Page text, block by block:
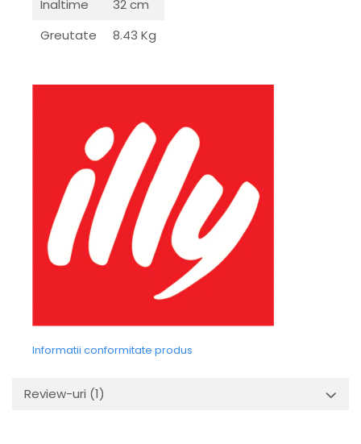
Inaltime
32 cm
Greutate
8.43 Kg
Informatii conformitate produs
Review-uri (1)